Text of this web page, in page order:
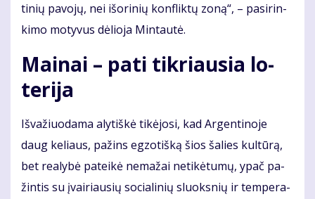
ti­nių pa­vo­jų, nei iš­ori­nių kon­flik­tų zo­ną“, – pa­si­rin­
ki­mo mo­ty­vus dė­lio­ja Min­tau­tė.
Mai­nai – pa­ti tik­riau­sia lo­
te­ri­ja
Iš­va­žiuo­da­ma aly­tiš­kė ti­kė­jo­si, kad Ar­gen­ti­no­je
daug ke­liaus, pa­žins eg­zo­tiš­ką šios ša­lies kul­tū­rą,
bet re­a­ly­bė pa­tei­kė ne­ma­žai ne­ti­kė­tu­mų, ypač pa­
žin­tis su įvai­riau­sių so­cia­li­nių sluoks­nių ir tem­pe­ra­